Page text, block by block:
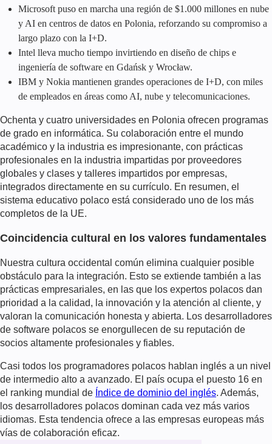
Microsoft puso en marcha una región de $1.000 millones en nube
y AI en centros de datos en Polonia, reforzando su compromiso a
largo plazo con la I+D.
Intel lleva mucho tiempo invirtiendo en diseño de chips e
ingeniería de software en Gdańsk y Wrocław.
IBM y Nokia mantienen grandes operaciones de I+D, con miles
de empleados en áreas como AI, nube y telecomunicaciones.
Ochenta y cuatro universidades en Polonia ofrecen programas
de grado en informática. Su colaboración entre el mundo
académico y la industria es impresionante, con prácticas
profesionales en la industria impartidas por proveedores
globales y clases y talleres impartidos por empresas,
integrados directamente en su currículo. En resumen, el
sistema educativo polaco está considerado uno de los más
completos de la UE.
Coincidencia cultural en los valores fundamentales
Nuestra cultura occidental común elimina cualquier posible
obstáculo para la integración. Esto se extiende también a las
prácticas empresariales, en las que los expertos polacos dan
prioridad a la calidad, la innovación y la atención al cliente, y
valoran la comunicación honesta y abierta. Los desarrolladores
de software polacos se enorgullecen de su reputación de
socios altamente profesionales y fiables.
Casi todos los programadores polacos hablan inglés a un nivel
de intermedio alto a avanzado. El país ocupa el puesto 16 en
el ranking mundial de Índice de dominio del inglés. Además,
los desarrolladores polacos dominan cada vez más varios
idiomas. Esta tendencia ofrece a las empresas europeas más
vías de colaboración eficaz.